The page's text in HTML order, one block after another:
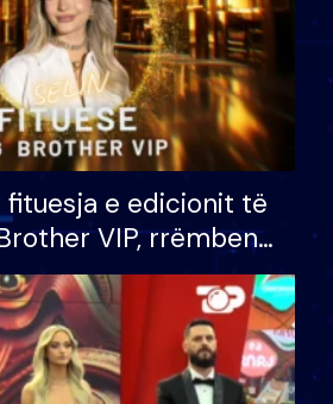
fituesja e edicionit të
VIP, rrëmben
prej 100 mijë eurosh